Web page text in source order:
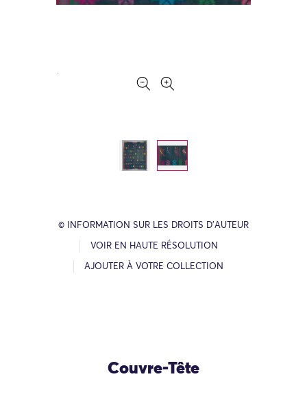
© INFORMATION SUR LES DROITS D’AUTEUR
VOIR EN HAUTE RÉSOLUTION
AJOUTER À VOTRE COLLECTION
Couvre-Tête